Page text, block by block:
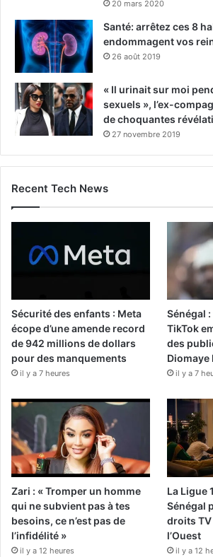
20 mars 2020
Santé: arrêtez ces 8
endommagent vos
26 août 2019
« Il urinait sur moi
sexuels », l’ex-
de choquantes
27 novembre 2019
Recent Tech News
Sécurité des enfants : Meta
écope d’une amende record
de 942 millions de dollars
pour des manquements
il y a 7 heures
Sénégal
TikTok
des
Diomaye
il y a 7
Zari : « Tromper un homme
qui ne subvient pas à tes
besoins, ce n’est pas de
l’infidélité »
il y a 12 heures
La Ligue
Sénégal
droits
l’Ouest
il y a 12